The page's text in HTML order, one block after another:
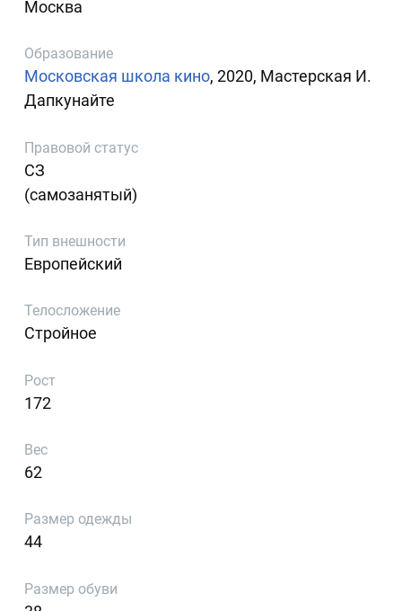
Москва
Образование
Московская школа кино, 2020, Мастерская И.
Дапкунайте
Правовой статус
СЗ
(самозанятый)
Тип внешности
Европейский
Телосложение
Стройное
Рост
172
Вес
62
Размер одежды
44
Размер обуви